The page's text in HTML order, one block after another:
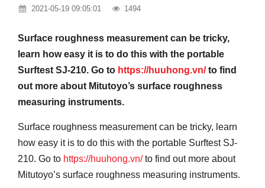
2021-05-19 09:05:01 1494
Surface roughness measurement can be tricky,
learn how easy it is to do this with the portable
Surftest SJ-210. Go to https://huuhong.vn/to find
out more about Mitutoyo’s surface roughness
measuring instruments.
Surface roughness measurement can be tricky, learn
how easy it is to do this with the portable Surftest SJ-
210. Go to https://huuhong.vn/to find out more about
Mitutoyo’s surface roughness measuring instruments.